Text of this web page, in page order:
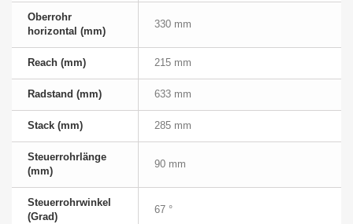
Oberrohr
horizontal (mm)
330 mm
Reach (mm) 215 mm
Radstand (mm) 633 mm
Stack (mm) 285 mm
Steuerrohrlänge
(mm)
90 mm
Steuerrohrwinkel
(Grad)
67 °